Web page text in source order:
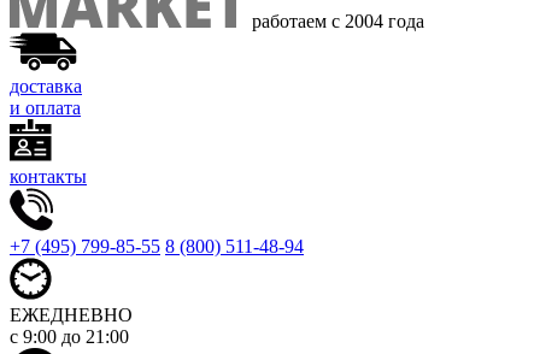
работаем с 2004 года
доставка
и оплата
контакты
+7 (495) 799-85-55 8 (800) 511-48-94
ЕЖЕДНЕВНО
с 9:00 до 21:00